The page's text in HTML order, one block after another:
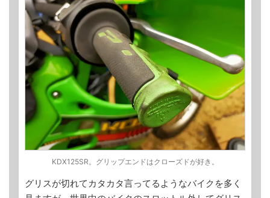
KDX125SR。グリップエンドはクローズドが好き。
グリスが切れてカタカタ言ってるようなバイクを多く